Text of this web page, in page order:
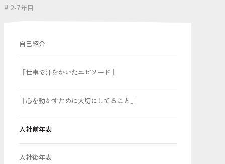
# 2-7年目
自己紹介
「仕事で汗をかいたエピソード」
「心を動かすために大切にしてること」
入社前年表
入社後年表